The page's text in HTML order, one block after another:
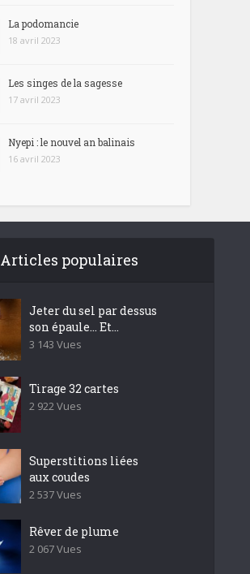
La podomancie
18 avril 2023
Les singes de la sagesse
17 avril 2023
Nyepi : le nouvel an balinais
16 avril 2023
Articles populaires
Jeter du sel par dessus
son épaule… Et...
3 143 Vues
Tirage 32 cartes
2 922 Vues
Superstitions liées
aux coudes
2 537 Vues
Rêver de plume
2 067 Vues